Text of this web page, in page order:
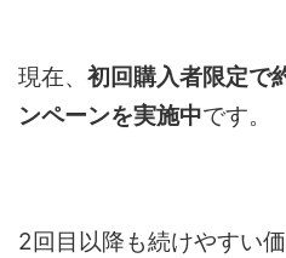
現在、 初回購入者限定で
ンペーンを実施中です。
2回目以降も続けやすい